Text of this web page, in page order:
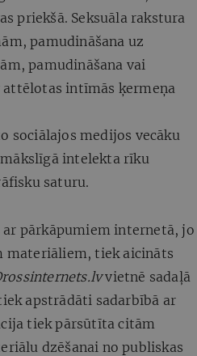
priekšā. Seksuāla rakstura
pamudināšana uz
pamudināšana vai
intīmās ķermeņa
sociālajos medijos vecāku
intelekta rīku
saturu.
pārkāpumiem internetā, jo
materiāliem, tiek aicināts
vietnē sadaļā
apstrādāti sadarbībā ar
tiek pārsūtīta citām
dzēšanai no publiskas